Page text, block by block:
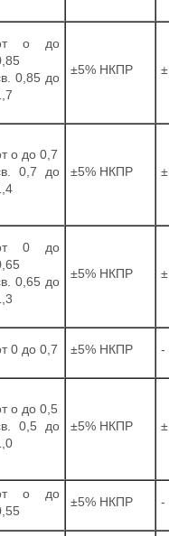
о до
0,85 до
±5% НКПР
о до 0,7
0,7 до
±5% НКПР
0 до
0,65 до
±5% НКПР
0 до 0,7 ±5% НКПР -
о до 0,5
0,5 до
±5% НКПР
о до
±5% НКПР -